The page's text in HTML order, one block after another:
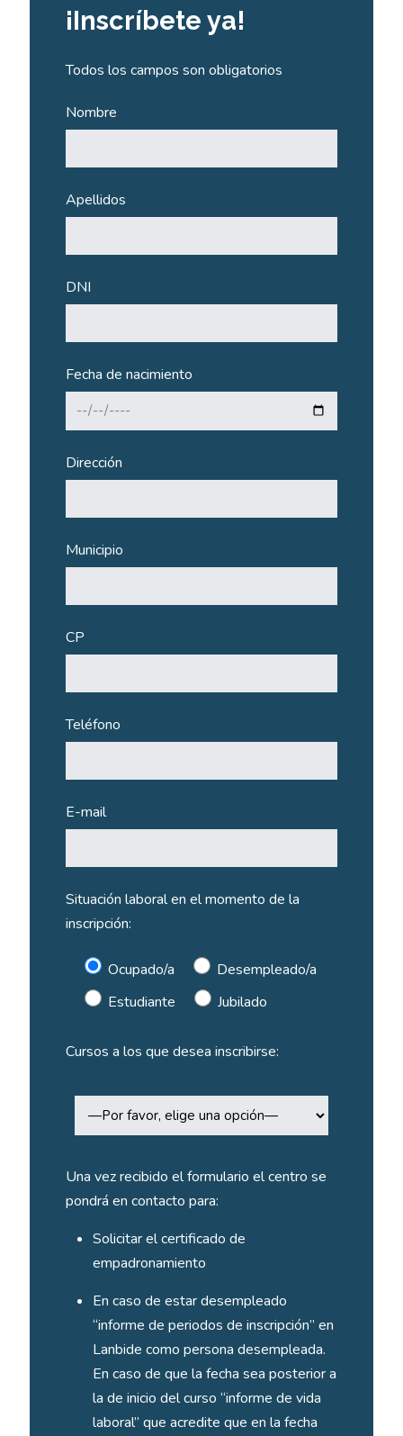
¡Inscríbete ya!
Todos los campos son obligatorios
Nombre
Apellidos
DNI
Fecha de nacimiento
Dirección
Municipio
CP
Teléfono
E-mail
Situación laboral en el momento de la
inscripción:
Ocupado/a
Desempleado/a
Estudiante
Jubilado
Cursos a los que desea inscribirse:
Una vez recibido el formulario el centro se
pondrá en contacto para:
Solicitar el certificado de
empadronamiento
En caso de estar desempleado
“informe de periodos de inscripción” en
Lanbide como persona desempleada.
En caso de que la fecha sea posterior a
la de inicio del curso “informe de vida
laboral” que acredite que en la fecha